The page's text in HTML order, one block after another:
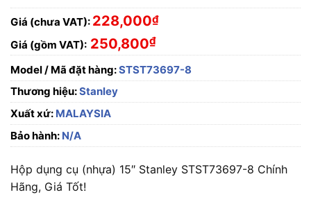
Giá (chưa VAT): 228,000₫
Giá (gồm VAT): 250,800₫
Model / Mã đặt hàng:STST73697-8
Thương hiệu:Stanley
Xuất xứ: MALAYSIA
Bảo hành: N/A
Hộp dụng cụ (nhựa) 15″ Stanley STST73697-8 Chính
Hãng, Giá Tốt!